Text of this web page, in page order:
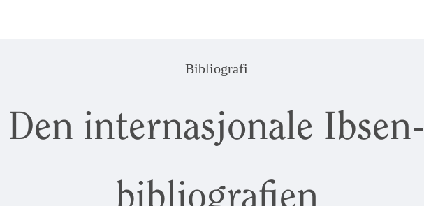
Bibliografi
Den internasjonale Ibsen-
bibliografien